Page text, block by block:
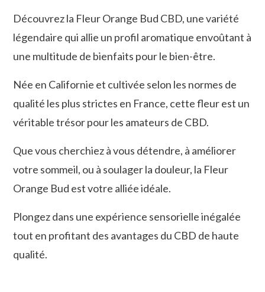
Découvrez la Fleur Orange Bud CBD, une variété
légendaire qui allie un profil aromatique envoûtant à
une multitude de bienfaits pour le bien-être.
Née en Californie et cultivée selon les normes de
qualité les plus strictes en France, cette fleur est un
véritable trésor pour les amateurs de CBD.
Que vous cherchiez à vous détendre, à améliorer
votre sommeil, ou à soulager la douleur, la Fleur
Orange Bud est votre alliée idéale.
Plongez dans une expérience sensorielle inégalée
tout en profitant des avantages du CBD de haute
qualité.